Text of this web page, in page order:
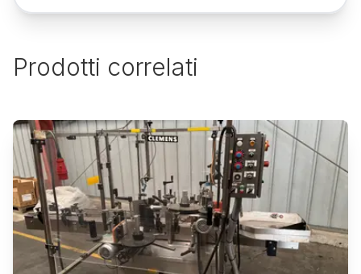
Prodotti correlati